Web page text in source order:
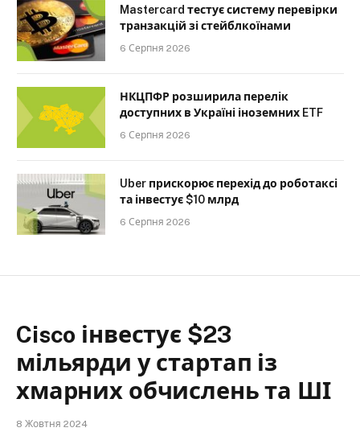
Mastercard тестує систему перевірки
транзакцій зі стейблкоїнами
6 Серпня 2026
НКЦПФР розширила перелік
доступних в Україні іноземних ETF
6 Серпня 2026
Uber прискорює перехід до роботаксі
та інвестує $10 млрд
6 Серпня 2026
Cisco інвестує $23
мільярди у стартап із
хмарних обчислень та ШІ
8 Жовтня 2024